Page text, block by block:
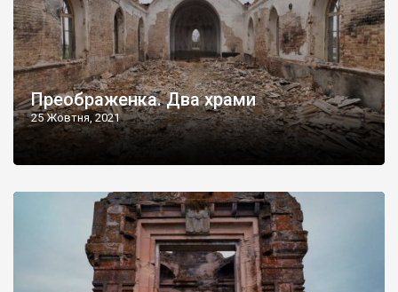
Преображенка. Два храми
25 Жовтня, 2021